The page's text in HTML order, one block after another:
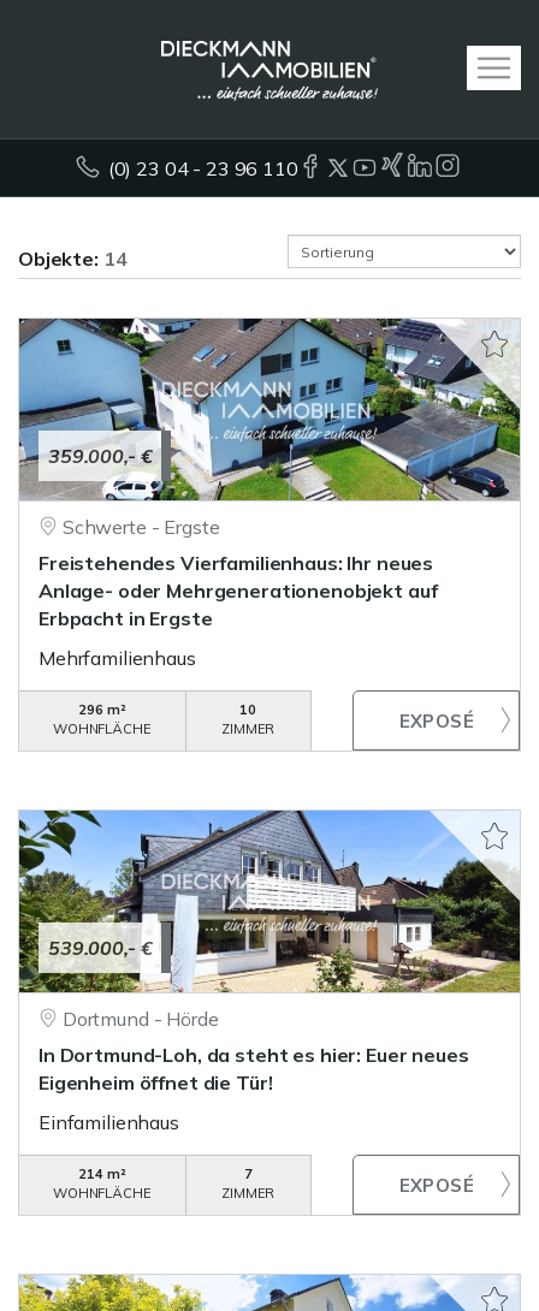
(0) 23 04 - 23 96 110
Objekte: 14
359.000,- €
Schwerte - Ergste
Freistehendes Vierfamilienhaus: Ihr neues
Anlage- oder Mehrgenerationenobjekt auf
Erbpacht in Ergste
Mehrfamilienhaus
296 m²
WOHNFLÄCHE
10
ZIMMER
539.000,- €
Dortmund - Hörde
In Dortmund-Loh, da steht es hier: Euer neues
Eigenheim öffnet die Tür!
Einfamilienhaus
214 m²
WOHNFLÄCHE
7
ZIMMER